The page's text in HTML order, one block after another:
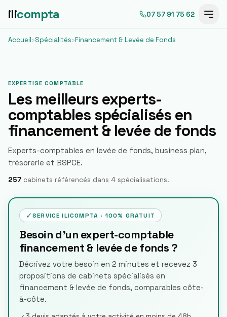
ilicompta 07 57 91 75 62
Accueil›Spécialités›Financement & Levée de Fonds
EXPERTISE COMPTABLE
Les meilleurs experts-
comptables spécialisés en
financement & levée de fonds
Experts-comptables en levée de fonds, business plan,
trésorerie et BSPCE.
257 cabinets référencés dans 4 spécialisations.
✓ SERVICE ILICOMPTA · 100% GRATUIT
Besoin d'un expert-comptable
financement & levée de fonds ?
Décrivez votre besoin en 2 minutes et recevez 3
propositions de cabinets spécialisés en
financement & levée de fonds, comparables côte-
à-côte.